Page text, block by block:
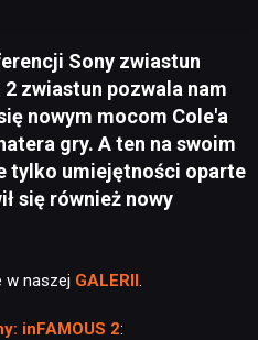
Sony zwiastun
2 zwiastun pozwala nam
nowym mocom Cole'a
gry. A ten na swoim
tylko umiejętności oparte
się również nowy
w naszej GALERII.
inFAMOUS 2: